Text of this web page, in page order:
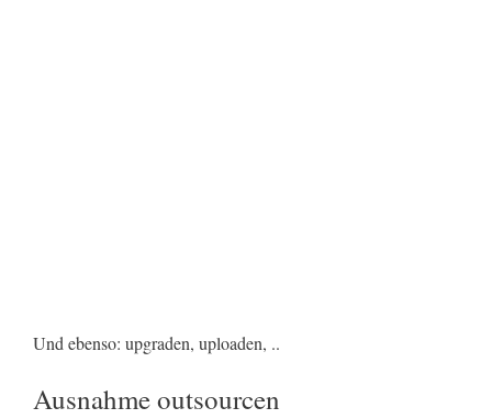
Und ebenso: upgraden, uploaden, ..
Ausnahme outsourcen